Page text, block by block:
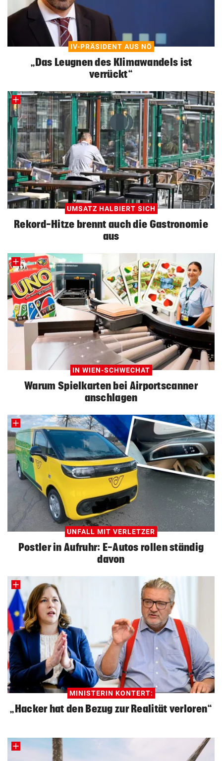
IV-PRÄSIDENT AUS NÖ
„Das Leugnen des Klimawandels ist
verrückt“
UMSATZ HALBIERT SICH
Rekord-Hitze brennt auch die Gastronomie
aus
IN WIEN-SCHWECHAT
Warum Spielkarten bei Airportscanner
anschlagen
UNFALL MIT VERLETZER
Postler in Aufruhr: E-Autos rollen ständig
davon
MINISTERIN KONTERT:
„Hacker hat den Bezug zur Realität verloren“